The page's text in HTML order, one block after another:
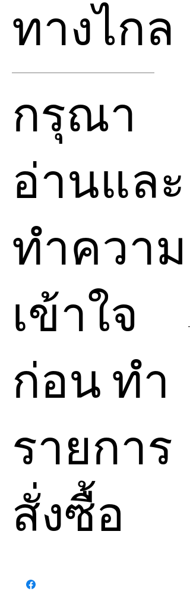
ทางไกล
• พลังงานทั้งหมดมาจากการ
เชื่อมต่อกับเทพ พลังศักดิ์สิทธิ์
• สำหรับการเปิดพลังนี้
ข้าพเจ้าทำงานร่วมกับพลังของ
จิตสูงอย่างใสสะอาด
• หลังจากได้รับคำสั่งซื้อ
ข้าพเจ้าจะตั้งเจตจำนงเฉพาะ
เหมาะสมเพื่อยืนยันว่าพร้อม
ที่สุดสำหรับการส่งพลังให้กับ
คุณ
ความตั้งใจ หรือคำอธิษฐาน
เพื่อช่วยให้พลังงานถูกส่งอย่าง
แม่นยำและสอดคล้องกับเส้น
• ระหว่างการส่งพลัง คุณไม่
ต้อง “ทำ” อะไรเป็นพิเศษเลย
หรือใช้ชีวิตปกติ พลังงานจะ
ประสานกับคุณโดยอัตโนมัติ
• หลังเสร็จสิ้น ข้าพเจ้าจะส่ง
เปลี่ยนแปลงที่ได้เริ่มต้นขึ้นใน
กรุณา
อ่านและ
ทำความ
เข้าใจ
ก่อน ทำ
รายการ
สั่งซื้อ
เข้าใจก่อน ทำรายการสั่งซื้อ